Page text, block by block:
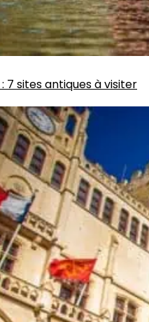
: 7 sites antiques à visiter